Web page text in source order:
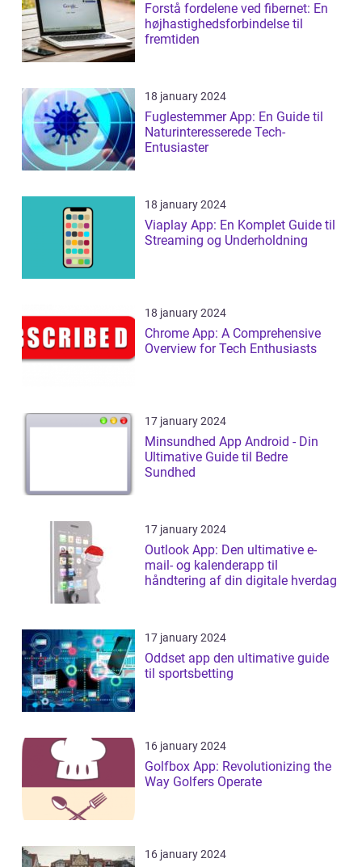
Forstå fordelene ved fibernet: En
højhastighedsforbindelse til
fremtiden
18 january 2024
Fuglestemmer App: En Guide til
Naturinteresserede Tech-
Entusiaster
18 january 2024
Viaplay App: En Komplet Guide til
Streaming og Underholdning
18 january 2024
Chrome App: A Comprehensive
Overview for Tech Enthusiasts
17 january 2024
Minsundhed App Android - Din
Ultimative Guide til Bedre
Sundhed
17 january 2024
Outlook App: Den ultimative e-
mail- og kalenderapp til
håndtering af din digitale hverdag
17 january 2024
Oddset app den ultimative guide
til sportsbetting
16 january 2024
Golfbox App: Revolutionizing the
Way Golfers Operate
16 january 2024